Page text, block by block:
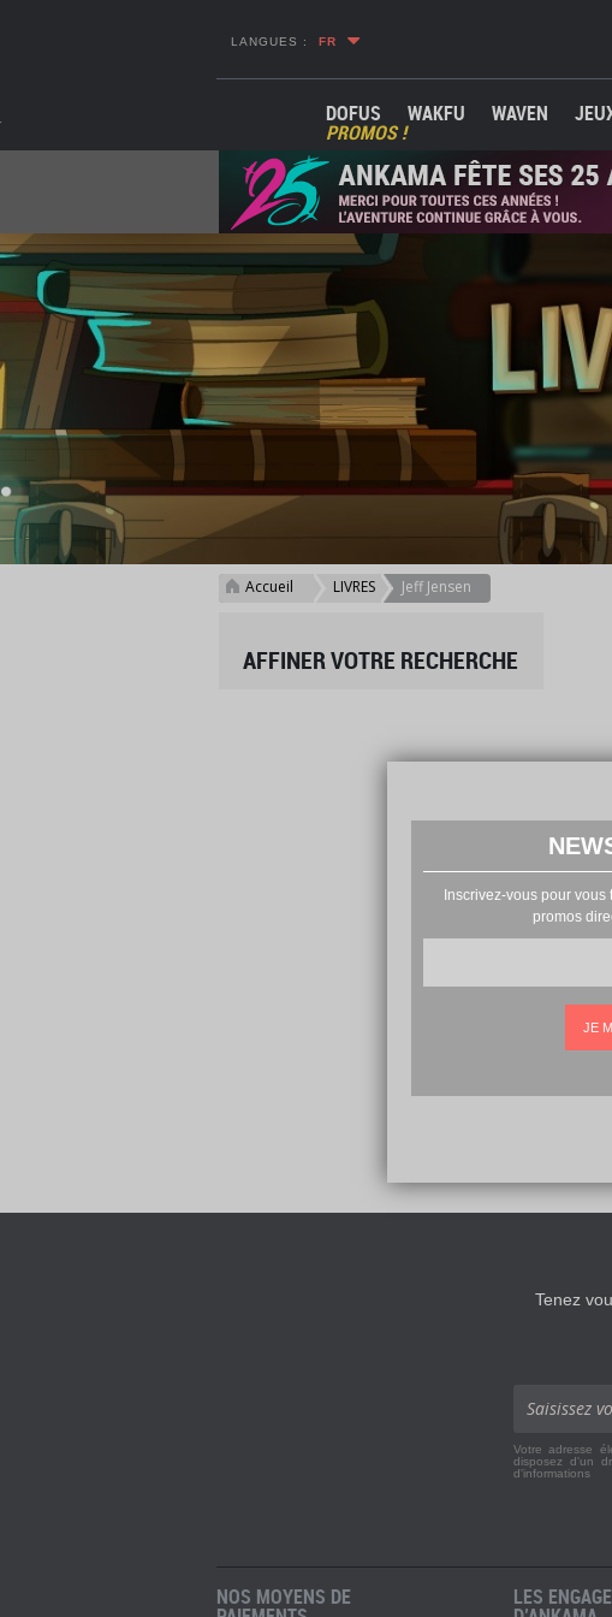
Inscrivez-vous pour
promos
JE
LANGUES : FR
DOFUS WAKFU WAVEN
PROMOS !
Accueil LIVRES
> Jeff Jensen
AFFINER VOTRE RECHERCHE
Tenez
Votre adresse
disposez d'un
d'informations
NOS MOYENS DE LES